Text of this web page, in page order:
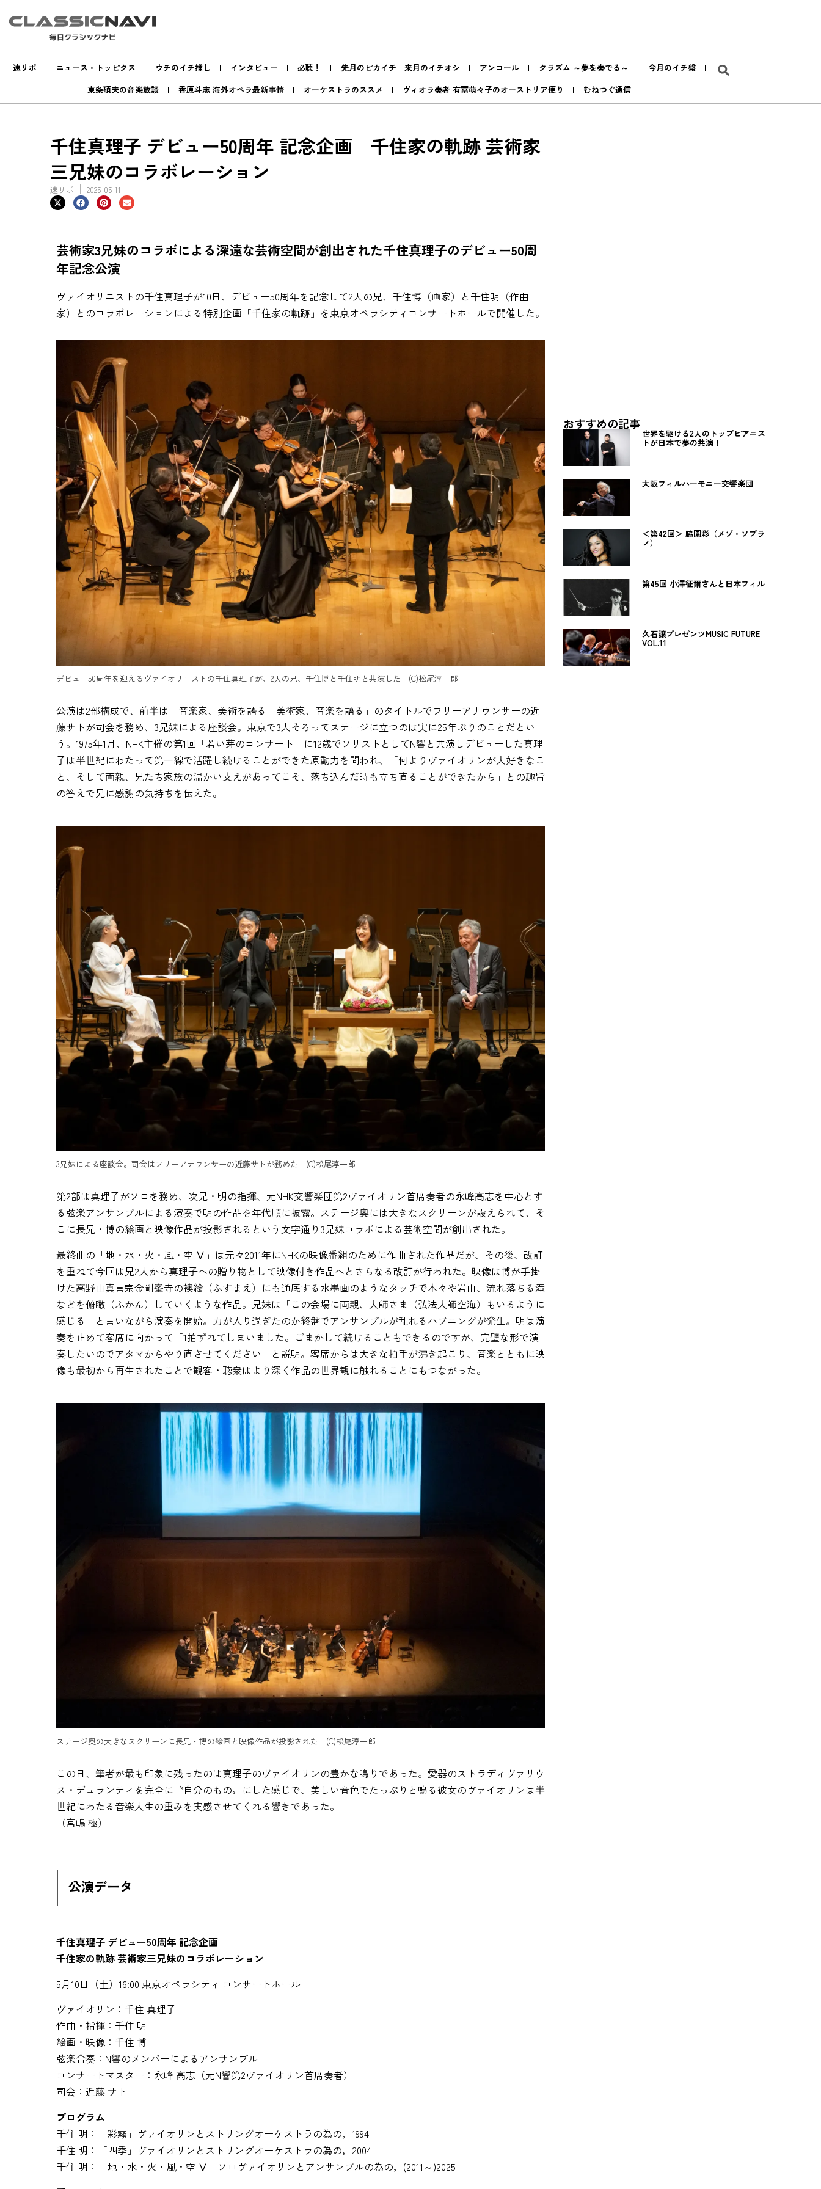
速リポ ニュース・トッピクス ウチのイチ推し インタビュー 必聴！ 先月のピカイチ 来月のイチオシ アンコール クラズム ～夢を奏でる～
今月のイチ盤
東条碩夫の音楽放談
香原斗志 海外オペラ最新事情 オーケストラのススメ ヴィオラ奏者 有冨萌々子のオーストリア便り むねつぐ通信
千住真理子 デビュー50周年 記念企画 千住家の軌跡 芸術家
三兄妹のコラボレーション
速リポ 2025-05-11
芸術家3兄妹のコラボによる深遠な芸術空間が創出された千住真理子のデビュー50周
年記念公演
ヴァイオリニストの千住真理子が10日、デビュー50周年を記念して2人の兄、千住博（画家）と千住明（作曲
家）とのコラボレーションによる特別企画「千住家の軌跡」を東京オペラシティコンサートホールで開催した。
デビュー50周年を迎えるヴァイオリニストの千住真理子が、2人の兄、千住博と千住明と共演した (C)松尾淳一郎
公演は2部構成で、前半は「音楽家、美術を語る 美術家、音楽を語る」のタイトルでフリーアナウンサーの近
藤サトが司会を務め、3兄妹による座談会。東京で3人そろってステージに立つのは実に25年ぶりのことだとい
う。1975年1月、NHK主催の第1回「若い芽のコンサート」に12歳でソリストとしてN響と共演しデビューした真理
子は半世紀にわたって第一線で活躍し続けることができた原動力を問われ、「何よりヴァイオリンが大好きなこ
と、そして両親、兄たち家族の温かい支えがあってこそ、落ち込んだ時も立ち直ることができたから」との趣旨
の答えで兄に感謝の気持ちを伝えた。
3兄妹による座談会。司会はフリーアナウンサーの近藤サトが務めた (C)松尾淳一郎
第2部は真理子がソロを務め、次兄・明の指揮、元NHK交響楽団第2ヴァイオリン首席奏者の永峰高志を中心とす
る弦楽アンサンブルによる演奏で明の作品を年代順に披露。ステージ奥には大きなスクリーンが設えられて、そ
こに長兄・博の絵画と映像作品が投影されるという文字通り3兄妹コラボによる芸術空間が創出された。
最終曲の「地・水・火・風・空 Ⅴ」は元々2011年にNHKの映像番組のために作曲された作品だが、その後、改訂
を重ねて今回は兄2人から真理子への贈り物として映像付き作品へとさらなる改訂が行われた。映像は博が手掛
けた高野山真言宗金剛峯寺の襖絵（ふすまえ）にも通底する水墨画のようなタッチで木々や岩山、流れ落ちる滝
などを俯瞰（ふかん）していくような作品。兄妹は「この会場に両親、大師さま（弘法大師空海）もいるように
感じる」と言いながら演奏を開始。力が入り過ぎたのか終盤でアンサンブルが乱れるハプニングが発生。明は演
奏を止めて客席に向かって「1拍ずれてしまいました。ごまかして続けることもできるのですが、完璧な形で演
奏したいのでアタマからやり直させてください」と説明。客席からは大きな拍手が沸き起こり、音楽とともに映
像も最初から再生されたことで観客・聴衆はより深く作品の世界観に触れることにもつながった。
ステージ奥の大きなスクリーンに長兄・博の絵画と映像作品が投影された (C)松尾淳一郎
この日、筆者が最も印象に残ったのは真理子のヴァイオリンの豊かな鳴りであった。愛器のストラディヴァリウ
ス・デュランティを完全に〝自分のもの〟にした感じで、美しい音色でたっぷりと鳴る彼女のヴァイオリンは半
世紀にわたる音楽人生の重みを実感させてくれる響きであった。
（宮嶋 極）
公演データ
千住真理子 デビュー50周年 記念企画
千住家の軌跡 芸術家三兄妹のコラボレーション
5月10日（土）16:00 東京オペラシティ コンサートホール
ヴァイオリン：千住 真理子
作曲・指揮：千住 明
絵画・映像：千住 博
弦楽合奏：N響のメンバーによるアンサンブル
コンサートマスター：永峰 高志（元N響第2ヴァイオリン首席奏者）
司会：近藤 サト
プログラム
千住 明：「彩霧」ヴァイオリンとストリングオーケストラの為の，1994
千住 明：「四季」ヴァイオリンとストリングオーケストラの為の，2004
千住 明：「地・水・火・風・空 Ⅴ」ソロヴァイオリンとアンサンブルの為の，(2011～)2025
おすすめの記事
世界を駆ける2人のトップピアニス
トが日本で夢の共演！
大阪フィルハーモニー交響楽団
＜第42回＞ 脇園彩（メゾ・ソプラ
ノ）
第45回 小澤征爾さんと日本フィル
久石譲プレゼンツMUSIC FUTURE
VOL.11